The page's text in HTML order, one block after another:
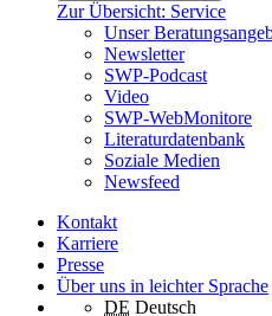
Zur Übersicht: Service
Unser
Newsletter
SWP-Podcast
Video
SWP-WebMonitore
Literaturdatenbank
Soziale Medien
Newsfeed
Kontakt
Karriere
Presse
Über uns in leichter Sprache
DE Deutsch